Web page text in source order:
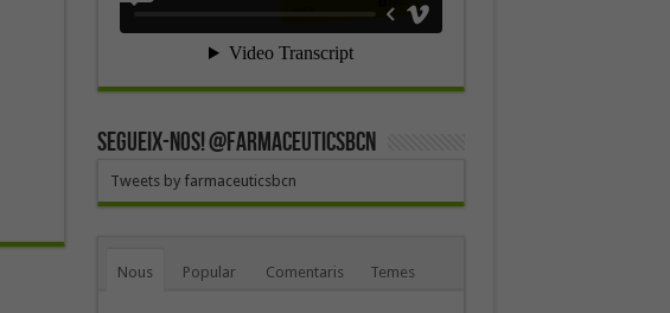
SEGUEIX-NOS! @farmaceuticsbcn
Tweets by farmaceuticsbcn
Nous Popular Comentaris Temes